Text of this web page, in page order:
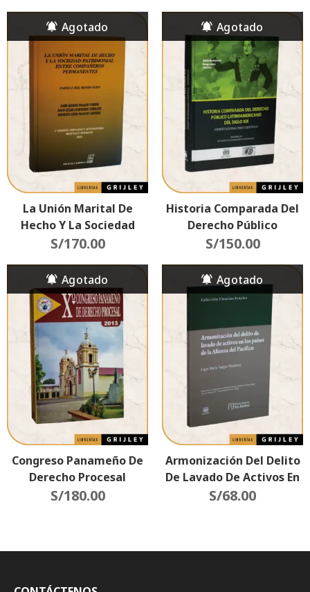
La Unión Marital De
Hecho Y La Sociedad
Patrimonial Entre
Permanentes (Parejas
Del Mismo Sexo)
S/170.00
Historia Comparada Del
Derecho Público
Latinoamericano Del
(Constitucionalismo
Científico)
S/150.00
Congreso Panameño De
Derecho Procesal
S/180.00
Armonización Del Delito
De Lavado De Activos En
Los Países De La Alianza
S/68.00